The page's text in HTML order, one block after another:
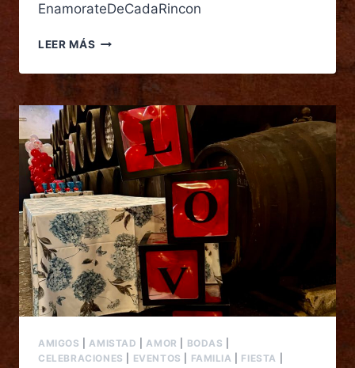
EnamorateDeCadaRincon
LEER MÁS
AMIGOS AMISTAD AMOR BODAS
CELEBRACIONES
EVENTOS FAMILIA FIESTA